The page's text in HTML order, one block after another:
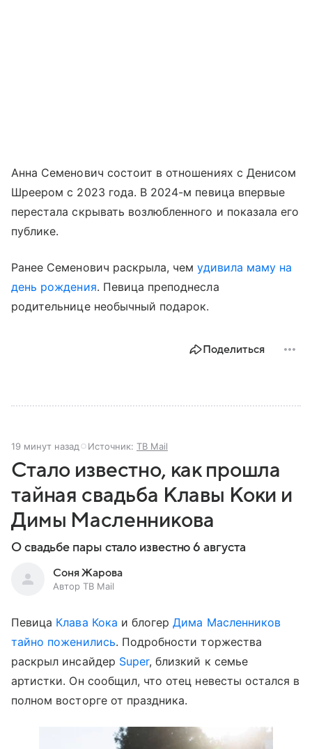
Анна Семенович состоит в отношениях с Денисом
Шреером с 2023 года. В 2024-м певица впервые
перестала скрывать возлюбленного и показала его
публике.
Ранее Семенович раскрыла, чемудивила маму на
день рождения. Певица преподнесла
родительнице необычный подарок.
Поделиться
19 минут назад Источник: ТВ Mail
Стало известно, как прошла
тайная свадьба Клавы Коки и
Димы Масленникова
О свадьбе пары стало известно 6 августа
Соня Жарова
Автор ТВ Mail
Певица Клава Кока и блогерДима Масленников
тайно поженились. Подробности торжества
раскрыл инсайдер Super, близкий к семье
артистки. Он сообщил, что отец невесты остался в
полном восторге от праздника.